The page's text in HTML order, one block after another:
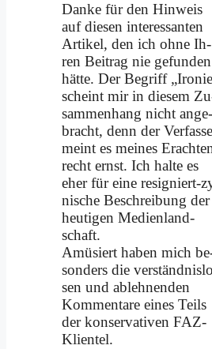
Dan­ke für den Hin­weis
auf die­sen in­ter­es­san­ten
Ar­ti­kel, den ich oh­ne Ih­
ren Bei­trag nie ge­fun­den
hät­te. Der Be­griff
scheint mir in die­sem
sam­men­hang nicht an­ge­
bracht, denn der
meint es mei­nes
recht ernst. Ich hal­te es
eher für ei­ne re­si­gniert-
ni­sche Be­schrei­bung der
heu­ti­gen Me­di­en­land­
schaft.
Amü­siert ha­ben mich
son­ders die
sen und ab­leh­nen­den
Kom­men­ta­re ei­nes Teils
der kon­ser­va­ti­ven FAZ-
Kli­en­tel.